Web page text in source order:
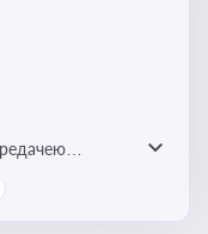
оренду. Кейси